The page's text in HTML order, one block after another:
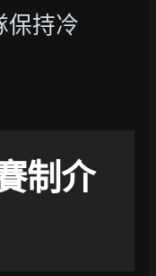
保持冷
制介